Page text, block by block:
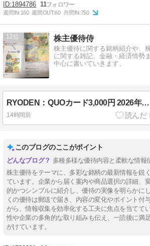
1894786 11
週間IN:160 週間OUT:60 月間IN:750
12 株主優待侍
株主優待に関する銘柄紹介や、
に関する雑記、金融・経済情勢
中心に書いていきます。
RYODEN：QUOカード3,000円 2026年3月権利(8084)
14時間前
このブログのここがポイント
多種多様な優待内容と柔軟な情報
株主優待をテーマに、多彩な銘柄の最新情報を鋭
ています。企業から届く案内や商品選択の詳細、
的かつシンプルに紹介し、優待の実像を明らかに
くの優待は郵送で届き、内容の変化やポイント付
がら、情報収集を効率化する工夫に焦点を当てて
性や企業の多角的な取り組みも伝え、一読後に満
がけています。